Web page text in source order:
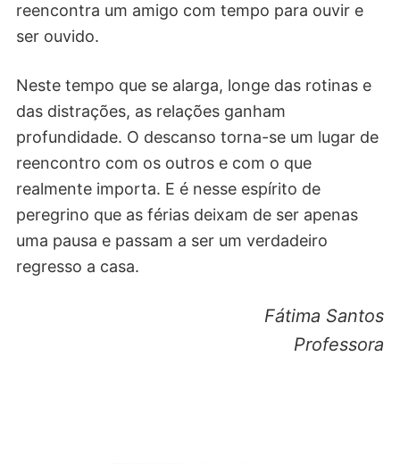
reencontra um amigo com tempo para ouvir e
ser ouvido.
Neste tempo que se alarga, longe das rotinas e
das distrações, as relações ganham
profundidade. O descanso torna-se um lugar de
reencontro com os outros e com o que
realmente importa. E é nesse espírito de
peregrino que as férias deixam de ser apenas
uma pausa e passam a ser um verdadeiro
regresso a casa.
Fátima Santos
Professora